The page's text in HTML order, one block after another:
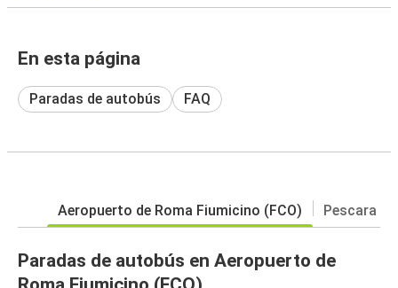
En esta página
Paradas de autobús FAQ
Aeropuerto de Roma Fiumicino (FCO) Pescara
Paradas de autobús en Aeropuerto de